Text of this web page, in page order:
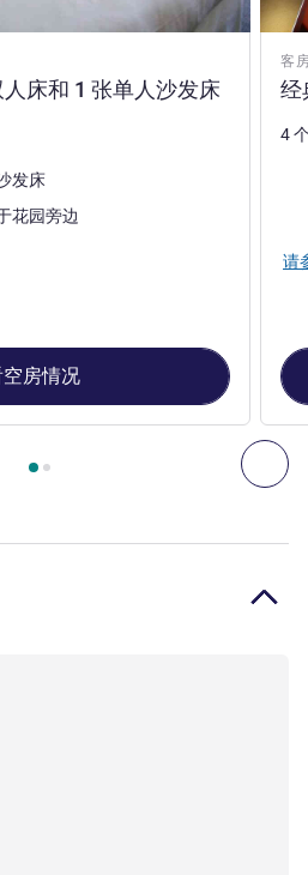
下
: 经典房 - 配备 1 张双人床和 1 张单
床和 1 张单人沙发床
人沙发床
边 或者 位于花园旁边
房情况
客
经
4
请